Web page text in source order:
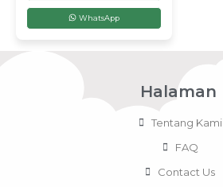
WhatsApp
Halaman
Tentang Kami
FAQ
Contact Us